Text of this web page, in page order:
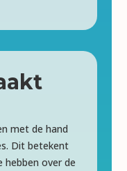
met de hand
Dit betekent
over de